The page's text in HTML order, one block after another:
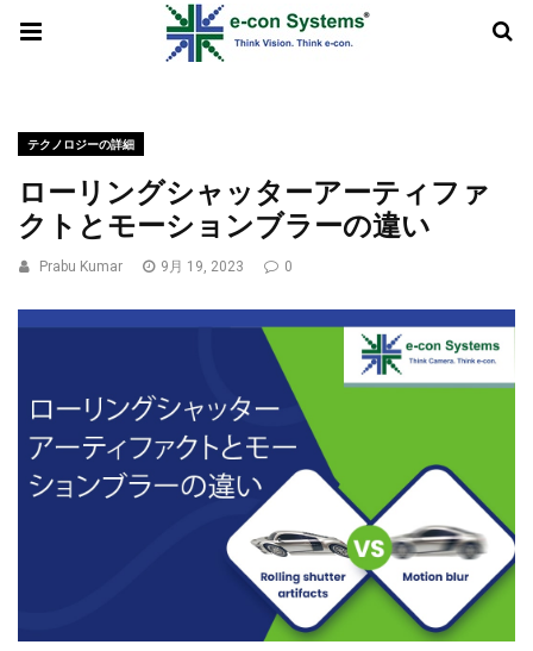
テクノロジーの詳細
ローリングシャッターアーティファ
クトとモーションブラーの違い
Prabu Kumar 9月 19, 2023 0